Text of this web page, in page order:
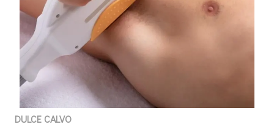
DULCE CALVO